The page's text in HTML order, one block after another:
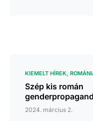
KIEMELT HÍREK
Szép kis román
2024. március 2.